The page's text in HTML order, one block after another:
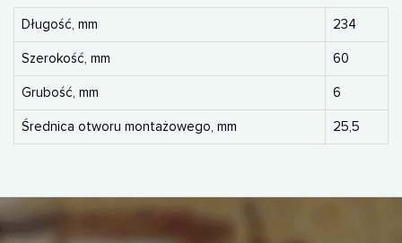
Długość, mm 234
Szerokość, mm 60
Grubość, mm 6
Średnica otworu montażowego, mm 25,5